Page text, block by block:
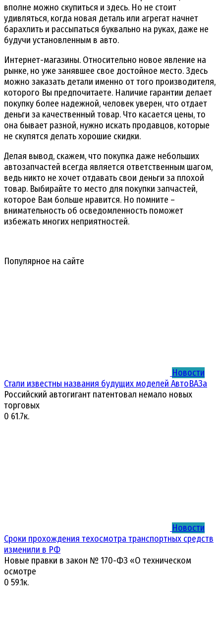
вполне можно скупиться и здесь. Но не стоит
удивляться, когда новая деталь или агрегат начнет
барахлить и рассыпаться буквально на руках, даже не
будучи установленным в авто.
Интернет-магазины. Относительно новое явление на
рынке, но уже занявшее свое достойное место. Здесь
можно заказать детали именно от того производителя,
которого Вы предпочитаете. Наличие гарантии делает
покупку более надежной, человек уверен, что отдает
деньги за качественный товар. Что касается цены, то
она бывает разной, нужно искать продавцов, которые
не скупятся делать хорошие скидки.
Делая вывод, скажем, что покупка даже небольших
автозапчастей всегда является ответственным шагом,
ведь никто не хочет отдавать свои деньги за плохой
товар. Выбирайте то место для покупки запчастей,
которое Вам больше нравится. Но помните –
внимательность об осведомленность поможет
избежать многих неприятностей.
Популярное на сайте
Новости
Стали известны названия будущих моделей АвтоВАЗа
Российский автогигант патентовал немало новых
торговых
0 61.7к.
Новости
Сроки прохождения техосмотра транспортных средств
изменили в РФ
Новые правки в закон № 170-ФЗ «О техническом
осмотре
0 59.1к.